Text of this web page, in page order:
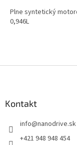
Plne syntetický
0,946L
Kontakt
info@nanodrive.sk
+421 948 948 454